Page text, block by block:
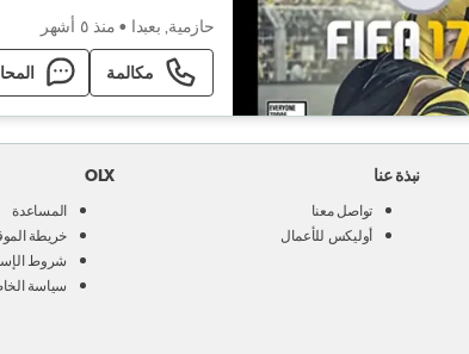
حازمية, بعبدا • منذ ٥ أشهر
مكالمة
نبذة عنا
تواصل معنا
أوليكس للأعمال
OLX
المساعدة
خريطة
شروط
سياسة